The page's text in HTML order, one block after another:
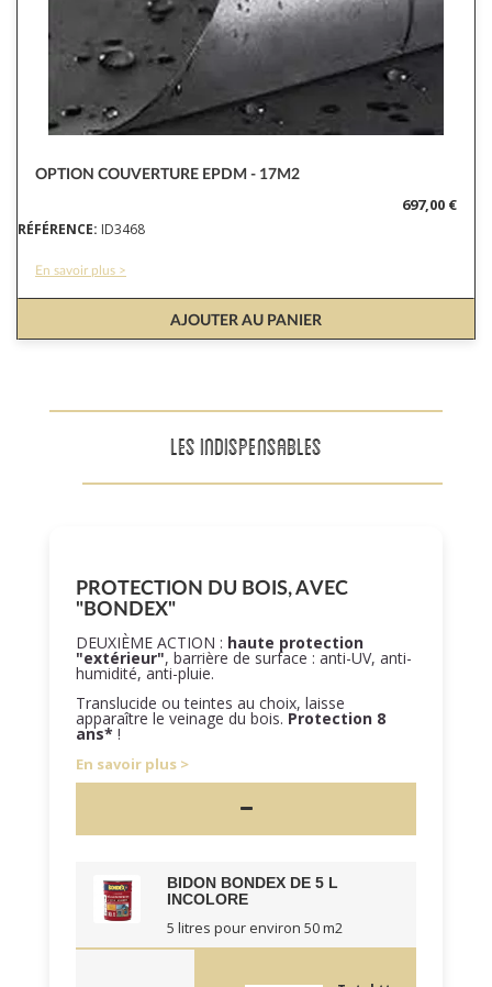
OPTION COUVERTURE EPDM - 17M2
697,00 €
RÉFÉRENCE: ID3468
En savoir plus >
AJOUTER AU PANIER
LES INDISPENSABLES
PROTECTION DU BOIS, AVEC
"BONDEX"
DEUXIÈME ACTION : haute protection
"extérieur", barrière de surface : anti-UV, anti-
humidité, anti-pluie.
Translucide ou teintes au choix, laisse
apparaître le veinage du bois. Protection 8
ans* !
En savoir plus
BIDON BONDEX DE 5 L
INCOLORE
5 litres pour environ 50 m2